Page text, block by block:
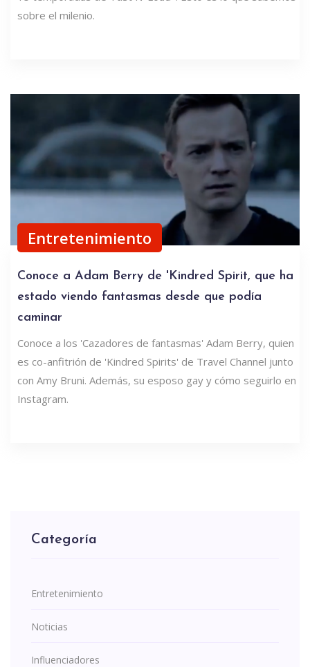
sobre el milenio.
Entretenimiento
Conoce a Adam Berry de 'Kindred Spirit, que ha
estado viendo fantasmas desde que podía
caminar
Conoce a los 'Cazadores de fantasmas' Adam Berry, quien
es co-anfitrión de 'Kindred Spirits' de Travel Channel junto
con Amy Bruni. Además, su esposo gay y cómo seguirlo en
Instagram.
Categoría
Entretenimiento
Noticias
Influenciadores